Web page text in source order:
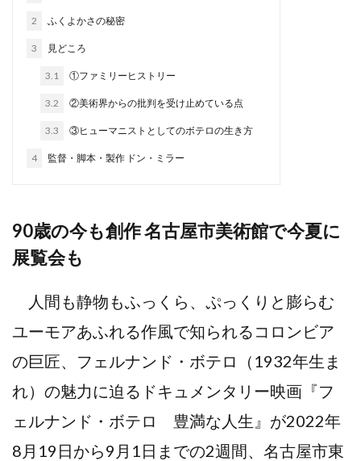
2 ふくよかさの秘密
3 見どころ
3.1 ①ファミリーヒストリー
3.2 ②美術界からの批判を受け止めている点
3.3 ③ヒューマニストとしてのボテロの生き方
4 監督・脚本・製作 ドン・ミラー
90歳の今も創作 名古屋市美術館で今夏に
展覧会も
人間も静物もふっくら、ぷっくりと膨らむ
ユーモアあふれる作風で知られるコロンビア
の巨匠、フェルナンド・ボテロ（1932年生ま
れ）の魅力に迫るドキュメンタリー映画『フ
ェルナンド・ボテロ 豊満な人生』が2022年
8月19日から9月1日までの2週間、名古屋市東